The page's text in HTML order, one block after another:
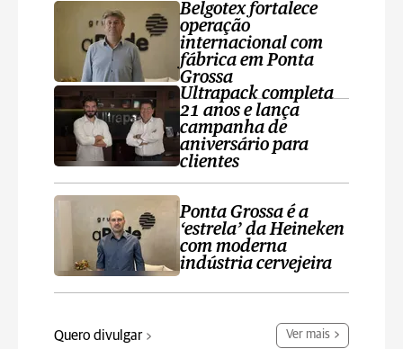
Belgotex fortalece
operação
internacional com
fábrica em Ponta
Grossa
Ultrapack completa
21 anos e lança
campanha de
aniversário para
clientes
Ponta Grossa é a
‘estrela’ da Heineken
com moderna
indústria cervejeira
Quero divulgar Ver mais